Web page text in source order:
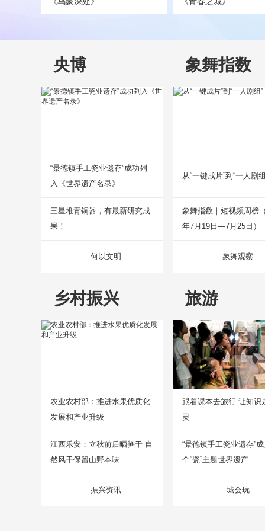
央博
“景德镇手工瓷业遗存”成功列
入《世界遗产名录》
三星堆青铜器，有最新研究成
果！
何以文明
象舞指数
从“一键成片”到“一人剧
象舞指数｜短视频周榜
年7月19日—7月25日）
象舞观察
乡村振兴
农业农村部：推进水果优质化
发展和产业升级
江西乐安：立秋前后晒笋干 自
然风干保留山野本味
振兴资讯
旅游
跟着课本去旅行 让知识
灵
“景德镇手工瓷业遗存”
个“瓷”主题世界遗产
城会玩